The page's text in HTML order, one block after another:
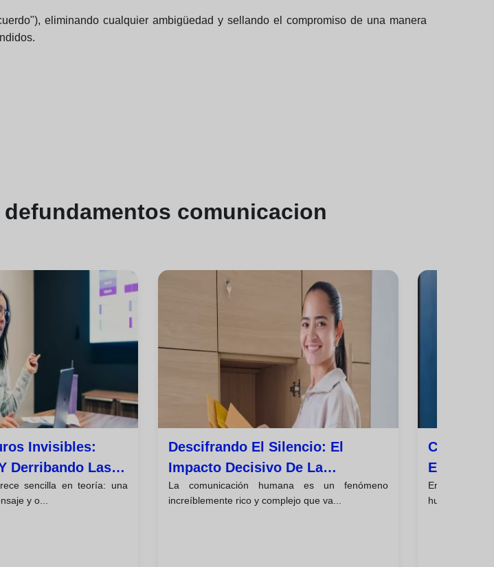
eliminando cualquier ambigüedad y sellando el compromiso de una manera
fundamentos comunicacion
Invisibles:
Derribando Las
Comunicación
sencilla en teoría: una
y o...
Descifrando El Silencio: El
Impacto Decisivo De La
Comunicación No Verbal
La comunicación humana es un fenómeno
increíblemente rico y complejo que va...
Equilibrio
Respeto
En el
humanas,